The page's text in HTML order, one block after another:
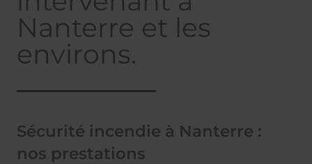
Nanterre et les
environs.
Sécurité incendie à Nanterre :
nos prestations